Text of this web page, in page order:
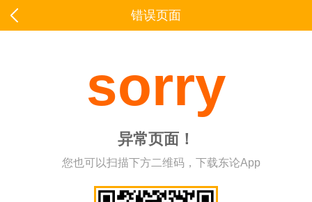
错误页面
sorry
异常页面！
您也可以扫描下方二维码，下载东论App